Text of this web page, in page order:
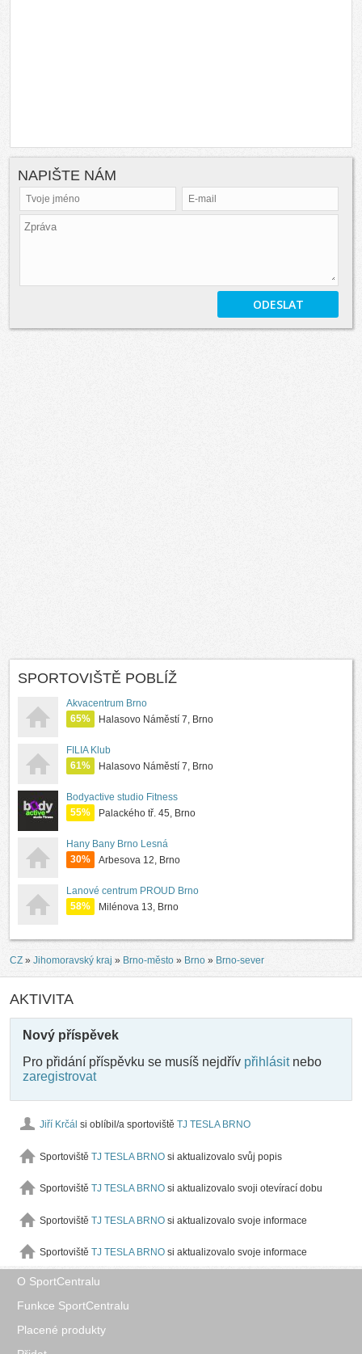
NAPIŠTE NÁM
SPORTOVIŠTĚ POBLÍŽ
Akvacentrum Brno
65%
Halasovo Náměstí 7, Brno
FILIA Klub
61%
Halasovo Náměstí 7, Brno
Bodyactive studio Fitness
55%
Palackého tř. 45, Brno
Hany Bany Brno Lesná
30%
Arbesova 12, Brno
Lanové centrum PROUD Brno
58%
Milénova 13, Brno
CZ » Jihomoravský kraj » Brno-město » Brno » Brno-sever
AKTIVITA
Nový příspěvek
Pro přidání příspěvku se musíš nejdřív přihlásitnebo
zaregistrovat
Jiří Krčál si oblíbil/a sportoviště TJ TESLA BRNO
Sportoviště TJ TESLA BRNO si aktualizovalo svůj popis
Sportoviště TJ TESLA BRNO si aktualizovalo svoji otevírací dobu
Sportoviště TJ TESLA BRNO si aktualizovalo svoje informace
Sportoviště TJ TESLA BRNO si aktualizovalo svoje informace
O SportCentralu
Funkce SportCentralu
Placené produkty